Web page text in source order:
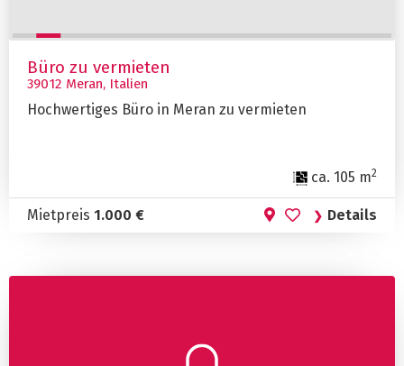
Büro zu vermieten
39012 Meran, Italien
Hochwertiges Büro in Meran zu vermieten
ca. 105 m2
Mietpreis 1.000 € Details